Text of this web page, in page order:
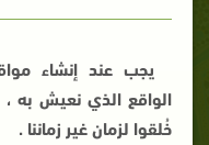
يجب عند إنشاء
الواقع الذي نعيش به
خُلقوا لزمان غير زماننا .